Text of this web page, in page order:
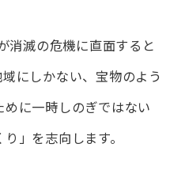
消滅の危機に直面すると
にしかない、宝物のよう
めに一時しのぎではない
」を志向します。